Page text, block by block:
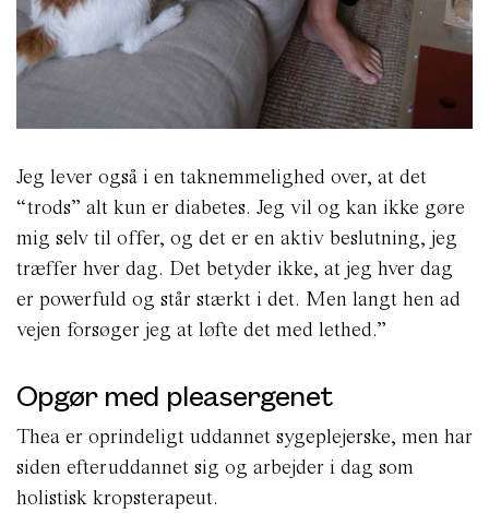
Jeg lever også i en taknemmelighed over, at det
“trods” alt kun er diabetes. Jeg vil og kan ikke gøre
mig selv til offer, og det er en aktiv beslutning, jeg
træffer hver dag. Det betyder ikke, at jeg hver dag
er powerfuld og står stærkt i det. Men langt hen ad
vejen forsøger jeg at løfte det med lethed.”
Opgør med pleasergenet
Thea er oprindeligt uddannet sygeplejerske, men har
siden efteruddannet sig og arbejder i dag som
holistisk kropsterapeut.